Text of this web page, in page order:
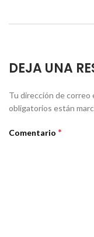
DEJA UNA
Tu dirección de correo
obligatorios están
Comentario *